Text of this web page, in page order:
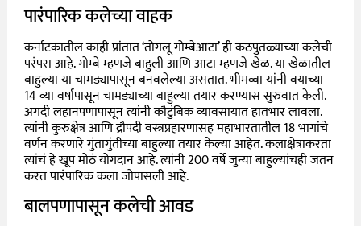
पारंपारिक कलेच्या वाहक
कर्नाटकातील काही प्रांतात ‘तोगलू गोम्बेआटा’ ही कठपुतळ्याच्या कलेची
परंपरा आहे. गोम्बे म्हणजे बाहुली आणि आटा म्हणजे खेळ. या खेळातील
बाहुल्या या चामड्यापासून बनवलेल्या असतात. भीमव्वा यांनी वयाच्या
14 व्या वर्षापासून चामड्याच्या बाहुल्या तयार करण्यास सुरुवात केली.
अगदी लहानपणापासून त्यांनी कौटुंबिक व्यावसायात हातभार लावला.
त्यांनी कुरुक्षेत्र आणि द्रौपदी वस्त्रप्रहारणासह महाभारतातील 18 भागांचे
वर्णन करणारे गुंतागुंतीच्या बाहुल्या तयार केल्या आहेत. कलाक्षेत्राकरता
त्यांचं हे खूप मोठं योगदान आहे. त्यांनी 200 वर्षे जुन्या बाहुल्यांचही जतन
करत पारंपारिक कला जोपासली आहे.
बालपणापासून कलेची आवड